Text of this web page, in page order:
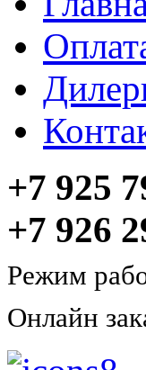
+7 925
+7 926
Режим
Онлайн